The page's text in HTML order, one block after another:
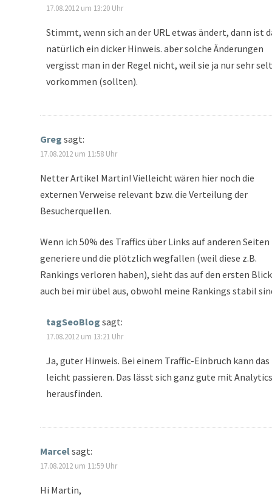
17.08.2012 um 13:20 Uhr
Stimmt, wenn sich an der URL etwas ändert, dann ist
natürlich ein dicker Hinweis. aber solche Änderungen
vergisst man in der Regel nicht, weil sie ja nur sehr
vorkommen (sollten).
Greg sagt:
17.08.2012 um 11:58 Uhr
Netter Artikel Martin! Vielleicht wären hier noch die
externen Verweise relevant bzw. die Verteilung der
Besucherquellen.
Wenn ich 50% des Traffics über Links auf anderen Seiten
generiere und die plötzlich wegfallen (weil diese z.B.
Rankings verloren haben), sieht das auf den ersten Blick
auch bei mir übel aus, obwohl meine Rankings stabil
tagSeoBlog sagt:
17.08.2012 um 13:21 Uhr
Ja, guter Hinweis. Bei einem Traffic-Einbruch kann das
leicht passieren. Das lässt sich ganz gute mit Analytics
herausfinden.
Marcelsagt:
17.08.2012 um 11:59 Uhr
Hi Martin,